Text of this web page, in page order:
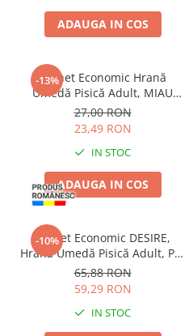
ADAUGA IN COS
-13%
Pachet Economic Hrană
Umedă Pisică Adult, MIAU
MIAU Conservă, Pește, 6x415g
27,00 RON
23,49 RON
IN STOC
ADAUGA IN COS
-10%
Pachet Economic DESIRE,
Hrană Umedă Pisică Adult, Pui
File și Rață în Supă, 12x70g
65,88 RON
59,29 RON
IN STOC